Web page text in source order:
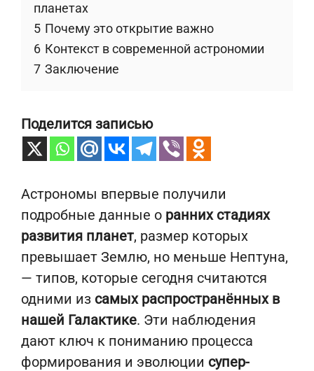
планетах
5 Почему это открытие важно
6 Контекст в современной астрономии
7 Заключение
Поделится записью
Астрономы впервые получили
подробные данные о ранних стадиях
развития планет, размер которых
превышает Землю, но меньше Нептуна,
— типов, которые сегодня считаются
одними из самых распространённых в
нашей Галактике. Эти наблюдения
дают ключ к пониманию процесса
формирования и эволюции супер-